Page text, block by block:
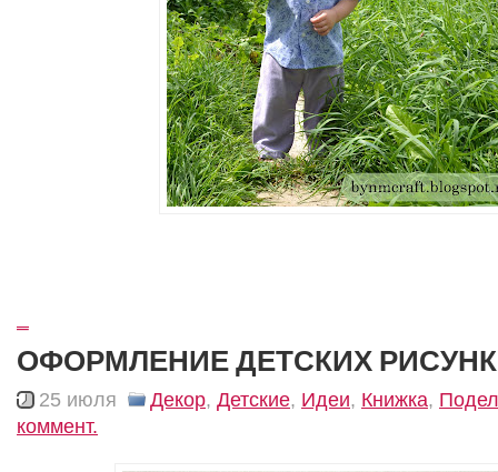
ОФОРМЛЕНИЕ ДЕТСКИХ
25 июля Декор, Детские, Идеи, Книжка,
коммент.